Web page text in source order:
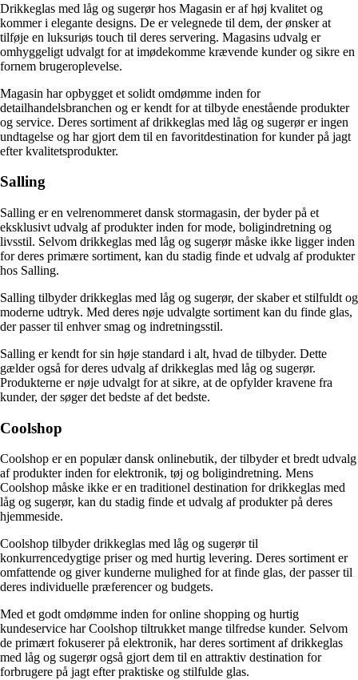
Drikkeglas med låg og sugerør hos Magasin er af høj kvalitet og
kommer i elegante designs. De er velegnede til dem, der ønsker at
tilføje en luksuriøs touch til deres servering. Magasins udvalg er
omhyggeligt udvalgt for at imødekomme krævende kunder og sikre en
fornem brugeroplevelse.
Magasin har opbygget et solidt omdømme inden for
detailhandelsbranchen og er kendt for at tilbyde enestående produkter
og service. Deres sortiment af drikkeglas med låg og sugerør er ingen
undtagelse og har gjort dem til en favoritdestination for kunder på jagt
efter kvalitetsprodukter.
Salling
Salling er en velrenommeret dansk stormagasin, der byder på et
eksklusivt udvalg af produkter inden for mode, boligindretning og
livsstil. Selvom drikkeglas med låg og sugerør måske ikke ligger inden
for deres primære sortiment, kan du stadig finde et udvalg af produkter
hos Salling.
Salling tilbyder drikkeglas med låg og sugerør, der skaber et stilfuldt og
moderne udtryk. Med deres nøje udvalgte sortiment kan du finde glas,
der passer til enhver smag og indretningsstil.
Salling er kendt for sin høje standard i alt, hvad de tilbyder. Dette
gælder også for deres udvalg af drikkeglas med låg og sugerør.
Produkterne er nøje udvalgt for at sikre, at de opfylder kravene fra
kunder, der søger det bedste af det bedste.
Coolshop
Coolshop er en populær dansk onlinebutik, der tilbyder et bredt udvalg
af produkter inden for elektronik, tøj og boligindretning. Mens
Coolshop måske ikke er en traditionel destination for drikkeglas med
låg og sugerør, kan du stadig finde et udvalg af produkter på deres
hjemmeside.
Coolshop tilbyder drikkeglas med låg og sugerør til
konkurrencedygtige priser og med hurtig levering. Deres sortiment er
omfattende og giver kunderne mulighed for at finde glas, der passer til
deres individuelle præferencer og budgets.
Med et godt omdømme inden for online shopping og hurtig
kundeservice har Coolshop tiltrukket mange tilfredse kunder. Selvom
de primært fokuserer på elektronik, har deres sortiment af drikkeglas
med låg og sugerør også gjort dem til en attraktiv destination for
forbrugere på jagt efter praktiske og stilfulde glas.